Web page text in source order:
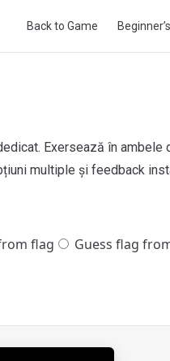
Back to Game
Exersează în
multiple și feedback
flag Guess flag